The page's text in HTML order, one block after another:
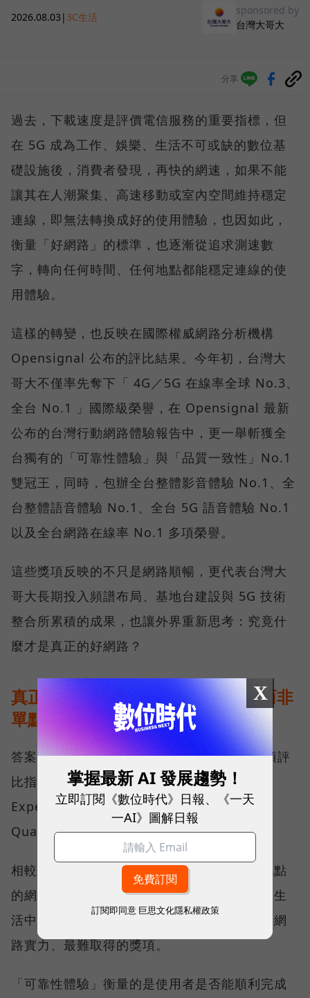
2026.08.03 | 3C生活
sponsored by
台灣大哥大
分享
過去，下載速度是評價電信服務的重要指標，但
在 5G 成為工作、娛樂、生活不可或缺的數位基
礎設施後，消費者發現，再快的網速，如果不能
讓其在人潮聚集、高速移動或室內空間維持穩定
連線，即無法轉換成好的使用體驗，也因如此，
衡量「好網路」的標準，也逐漸從追求測速數
字，轉向任何時間、任何地點都能穩定連線的使
用體驗。
這樣的轉變，也反映在國際權威網路分析機構
Opensignal 公布的評比結果。今年初，台灣大
哥大不僅率先奪下「 4G／5G 在線率全球 No.3、
全台 No.1 」國際級榮譽，在 Opensignal 最新
公布的台灣行動網路體驗報告中，更一舉斬獲全
台獨有的「可靠性體驗」與「品質一致性」No.1
雙冠王，同時，包辦全台整體影音體驗 No.1、全
台整體語音體驗 No.1、全台 5G 語音體驗 No.1
以及全台網路在線率 No.1 多項榮譽。
這些獎項反映的不只是網路順暢，更代表台灣大
哥大長期投入頻譜布局、基地台建設與 5G 技術
整合所累積的成果，也讓外界重新思考：究竟什
麼才是真正的好網路？
真正的好網路，比的是長期穩定、而非
單點測速
答案，就藏在 Opensignal 最具代表性的兩項評
比指標──可靠性體驗（Reliability
Experience）與品質一致性（Consistent
Quality）。
相較於傳統下載速度只反映單一時間、單一地點
的網路表現，這兩項指標更重視使用者在真實生
活中的整體體驗，因此也是最能反映電信業者網
路實力、最難取得的獎項。
「可靠性體驗」衡量的是使用者是否能順利完成
X
掌握最新 AI 發展趨勢！
立即訂閱《數位時代》日報、《一天
一AI》圖解日報
訂閱即同意 巨思文化隱私權政策